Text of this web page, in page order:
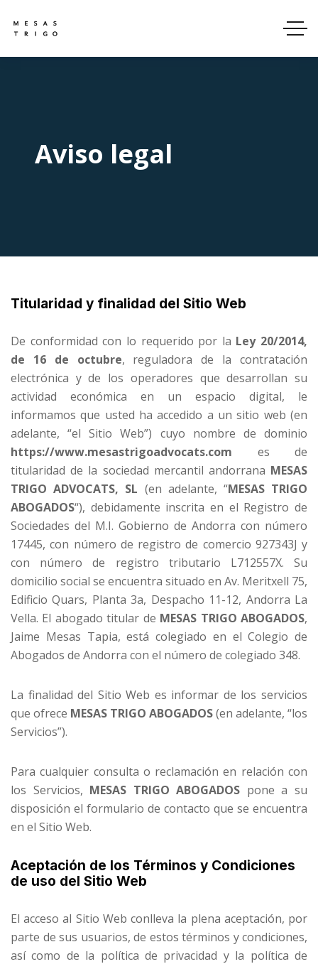
Aviso legal
Titularidad y finalidad del Sitio Web
De conformidad con lo requerido por la Ley 20/2014,
de 16 de octubre, reguladora de la contratación
electrónica y de los operadores que desarrollan su
actividad económica en un espacio digital, le
informamos que usted ha accedido a un sitio web (en
adelante, “el Sitio Web”) cuyo nombre de dominio
https://www.mesastrigoadvocats.com es de
titularidad de la sociedad mercantil andorrana MESAS
TRIGO ADVOCATS, SL (en adelante, “MESAS TRIGO
ABOGADOS“), debidamente inscrita en el Registro de
Sociedades del M.I. Gobierno de Andorra con número
17445, con número de registro de comercio 927343J y
con número de registro tributario L712557X. Su
domicilio social se encuentra situado en Av. Meritxell 75,
Edificio Quars, Planta 3a, Despacho 11-12, Andorra La
Vella. El abogado titular de MESAS TRIGO ABOGADOS,
Jaime Mesas Tapia, está colegiado en el Colegio de
Abogados de Andorra con el número de colegiado 348.
La finalidad del Sitio Web es informar de los servicios
que ofrece MESAS TRIGO ABOGADOS(en adelante, “los
Servicios”).
Para cualquier consulta o reclamación en relación con
los Servicios, MESAS TRIGO ABOGADOS pone a su
disposición el formulario de contacto que se encuentra
en el Sitio Web.
Aceptación de los Términos y Condiciones
de uso del Sitio Web
El acceso al Sitio Web conlleva la plena aceptación, por
parte de sus usuarios, de estos términos y condiciones,
así como de la política de privacidad y la política de